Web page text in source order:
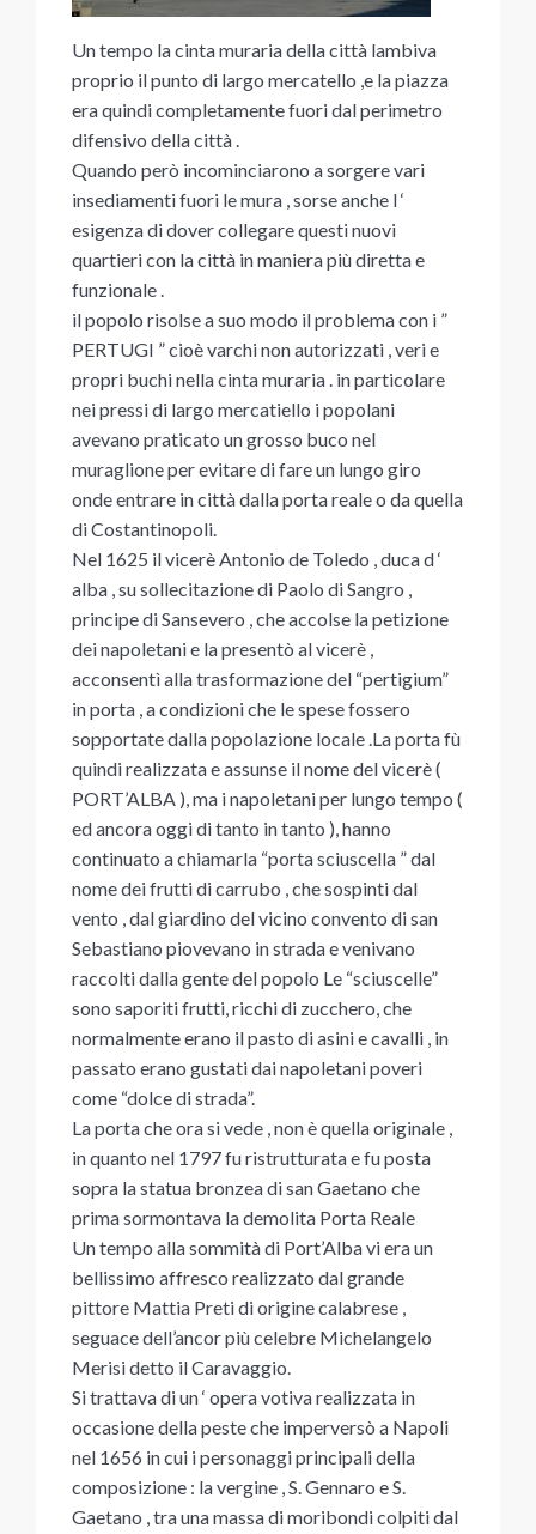
Un tempo la cinta muraria della città lambiva
proprio il punto di largo mercatello ,e la piazza
era quindi completamente fuori dal perimetro
difensivo della città .
Quando però incominciarono a sorgere vari
insediamenti fuori le mura , sorse anche l ‘
esigenza di dover collegare questi nuovi
quartieri con la città in maniera più diretta e
funzionale .
il popolo risolse a suo modo il problema con i ”
PERTUGI ” cioè varchi non autorizzati , veri e
propri buchi nella cinta muraria . in particolare
nei pressi di largo mercatiello i popolani
avevano praticato un grosso buco nel
muraglione per evitare di fare un lungo giro
onde entrare in città dalla porta reale o da quella
di Costantinopoli.
Nel 1625 il vicerè Antonio de Toledo , duca d ‘
alba , su sollecitazione di Paolo di Sangro ,
principe di Sansevero , che accolse la petizione
dei napoletani e la presentò al vicerè ,
acconsentì alla trasformazione del “pertigium”
in porta , a condizioni che le spese fossero
sopportate dalla popolazione locale .La porta fù
quindi realizzata e assunse il nome del vicerè (
PORT’ALBA ), ma i napoletani per lungo tempo (
ed ancora oggi di tanto in tanto ), hanno
continuato a chiamarla “porta sciuscella ” dal
nome dei frutti di carrubo , che sospinti dal
vento , dal giardino del vicino convento di san
Sebastiano piovevano in strada e venivano
raccolti dalla gente del popolo Le “sciuscelle”
sono saporiti frutti, ricchi di zucchero, che
normalmente erano il pasto di asini e cavalli , in
passato erano gustati dai napoletani poveri
come “dolce di strada”.
La porta che ora si vede , non è quella originale ,
in quanto nel 1797 fu ristrutturata e fu posta
sopra la statua bronzea di san Gaetano che
prima sormontava la demolita Porta Reale
Un tempo alla sommità di Port’Alba vi era un
bellissimo affresco realizzato dal grande
pittore Mattia Preti di origine calabrese ,
seguace dell’ancor più celebre Michelangelo
Merisi detto il Caravaggio.
Si trattava di un ‘ opera votiva realizzata in
occasione della peste che imperversò a Napoli
nel 1656 in cui i personaggi principali della
composizione : la vergine , S. Gennaro e S.
Gaetano , tra una massa di moribondi colpiti dal